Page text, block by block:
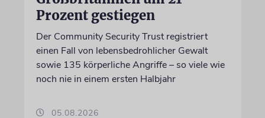
Prozent gestiegen
Der Community Security Trust registriert
einen Fall von lebensbedrohlicher Gewalt
sowie 135 körperliche Angriffe – so viele wie
noch nie in einem ersten Halbjahr
05.08.2026